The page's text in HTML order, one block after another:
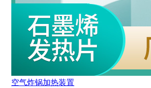
空气炸锅加热装置